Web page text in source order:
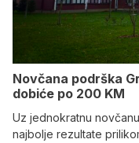
Novčana podrška
dobiće po 200 KM
Uz jednokratnu
najbolje rezultate